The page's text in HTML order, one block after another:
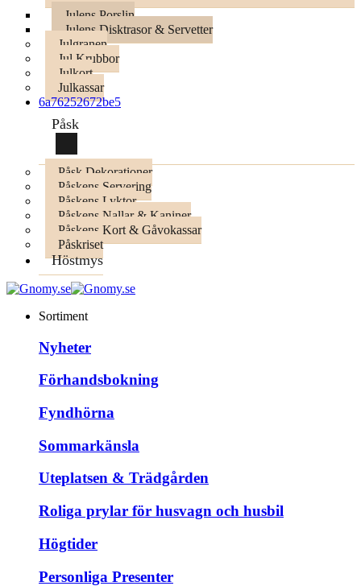
Julens Porslin
Julens Disktrasor & Servetter
Julgranen
Jul Krubbor
Julkort
Julkassar
6a76252672be5
Påsk
Påsk Dekorationer
Påskens Servering
Påskens Lyktor
Påskens Nallar & Kaniner
Påskens Kort & Gåvokassar
Påskriset
Höstmys
Sortiment
Nyheter
Förhandsbokning
Fyndhörna
Sommarkänsla
Uteplatsen & Trädgården
Roliga prylar för husvagn och husbil
Högtider
Personliga Presenter